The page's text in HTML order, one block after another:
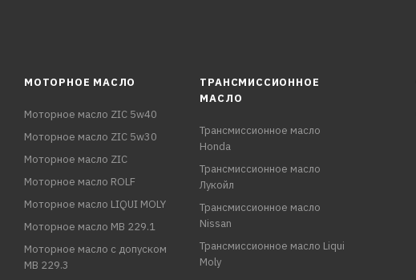
МОТОРНОЕ МАСЛО
Моторное масло ZIC 5w40
Моторное масло ZIC 5w30
Моторное масло ZIC
Моторное масло ROLF
Моторное масло LIQUI MOLY
Моторное масло MB 229.1
Моторное масло с допуском
MB 229.3
ТРАНСМИССИОННОЕ
МАСЛО
Трансмиссионное масло
Honda
Трансмиссионное масло
Лукойл
Трансмиссионное масло
Nissan
Трансмиссионное масло Liqui
Moly